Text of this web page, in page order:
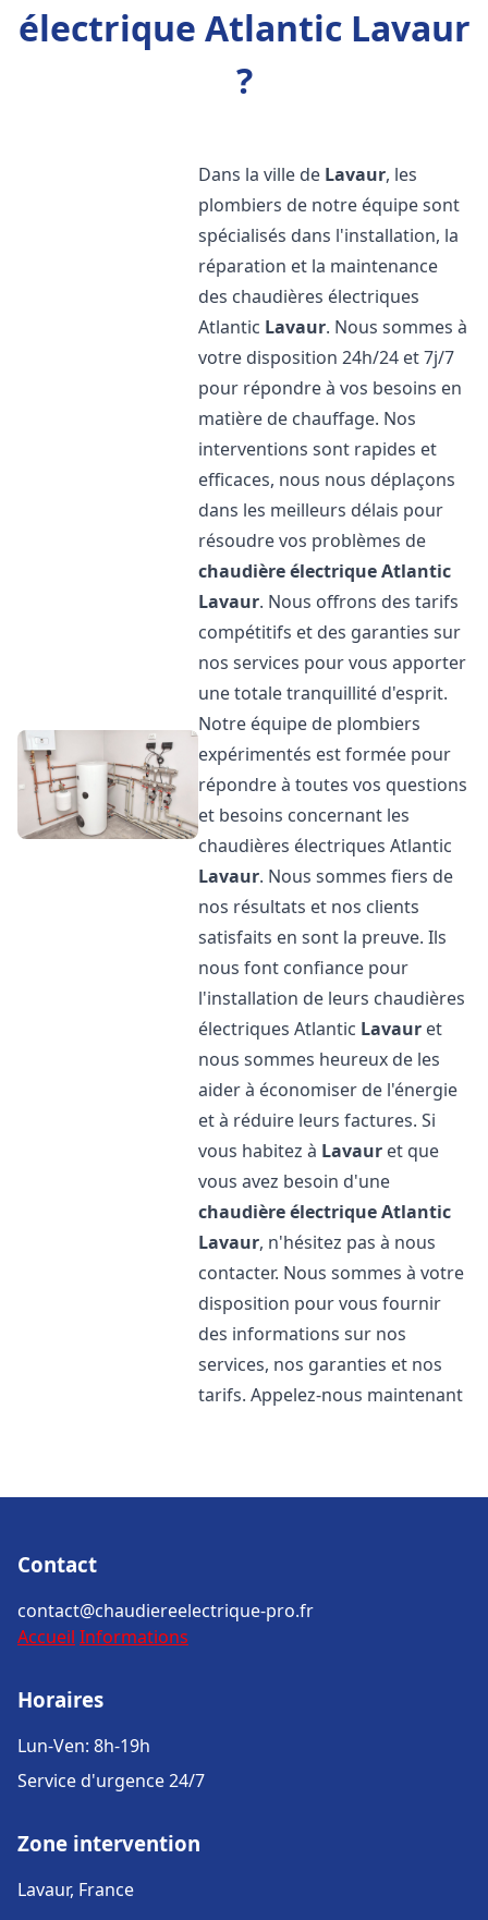
électrique Atlantic Lavaur
?
Dans la ville de Lavaur, les
plombiers de notre équipe sont
spécialisés dans l'installation, la
réparation et la maintenance
des chaudières électriques
Atlantic Lavaur. Nous sommes à
votre disposition 24h/24 et 7j/7
pour répondre à vos besoins en
matière de chauffage. Nos
interventions sont rapides et
efficaces, nous nous déplaçons
dans les meilleurs délais pour
résoudre vos problèmes de
chaudière électrique Atlantic
Lavaur. Nous offrons des tarifs
compétitifs et des garanties sur
nos services pour vous apporter
une totale tranquillité d'esprit.
Notre équipe de plombiers
expérimentés est formée pour
répondre à toutes vos questions
et besoins concernant les
chaudières électriques Atlantic
Lavaur. Nous sommes fiers de
nos résultats et nos clients
satisfaits en sont la preuve. Ils
nous font confiance pour
l'installation de leurs chaudières
électriques Atlantic Lavaur et
nous sommes heureux de les
aider à économiser de l'énergie
et à réduire leurs factures. Si
vous habitez à Lavaur et que
vous avez besoin d'une
chaudière électrique Atlantic
Lavaur, n'hésitez pas à nous
contacter. Nous sommes à votre
disposition pour vous fournir
des informations sur nos
services, nos garanties et nos
tarifs. Appelez-nous maintenant
Contact
contact@chaudiereelectrique-pro.fr
Accueil Informations
Horaires
Lun-Ven: 8h-19h
Service d'urgence 24/7
Zone intervention
Lavaur, France